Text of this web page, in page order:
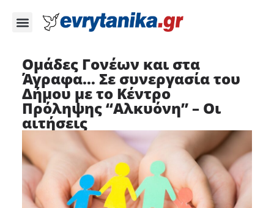
Ομάδες Γονέων και στα
Άγραφα… Σε συνεργασία του
Δήμου με το Κέντρο
Πρόληψης “Αλκυόνη” – Οι
αιτήσεις